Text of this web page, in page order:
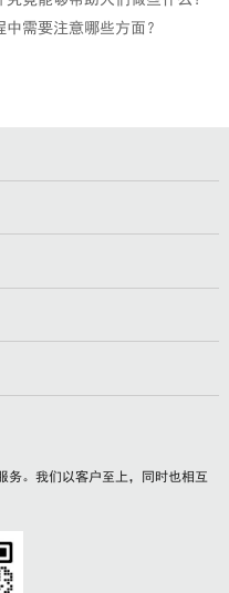
需要注意哪些方面？
务。我们以客户至上，同时也相互